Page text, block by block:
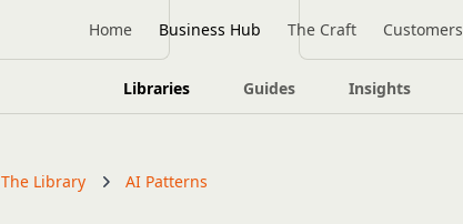
Home Business Hub The Craft Customers
Libraries Guides Insights
The Library AI Patterns